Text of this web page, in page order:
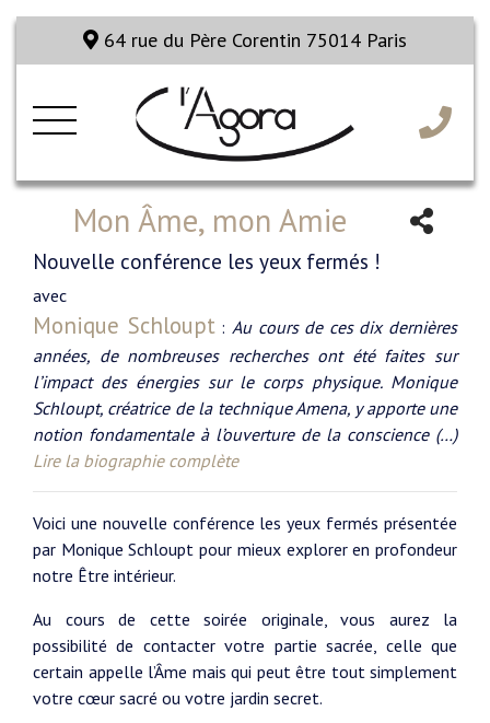
64 rue du Père Corentin 75014 Paris
Mon Âme, mon Amie
Nouvelle conférence les yeux fermés !
avec
Monique Schloupt: Au cours de ces dix dernières
années, de nombreuses recherches ont été faites sur
l’impact des énergies sur le corps physique. Monique
Schloupt, créatrice de la technique Amena, y apporte une
notion fondamentale à l’ouverture de la conscience (…)
Lire la biographie complète
Voici une nouvelle conférence les yeux fermés présentée
par Monique Schloupt pour mieux explorer en profondeur
notre Être intérieur.
Au cours de cette soirée originale, vous aurez la
possibilité de contacter votre partie sacrée, celle que
certain appelle l’Âme mais qui peut être tout simplement
votre cœur sacré ou votre jardin secret.